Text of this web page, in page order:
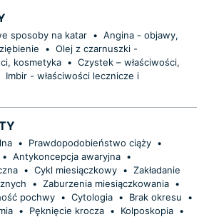
sposoby na katar • Angina - objawy,
• Olej z czarnuszki -
kosmetyka • Czystek – właściwości,
Imbir - właściwości lecznicze i
• Prawdopodobieństwo ciąży •
• Antykoncepcja awaryjna •
• Cykl miesiączkowy • Zakładanie
• Zaburzenia miesiączkowania •
pochwy • Cytologia • Brak okresu
•
• Pęknięcie krocza • Kolposkopia •